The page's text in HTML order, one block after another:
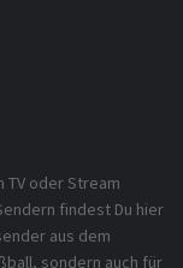
TV oder Stream
findest Du hier
aus dem
sondern auch für